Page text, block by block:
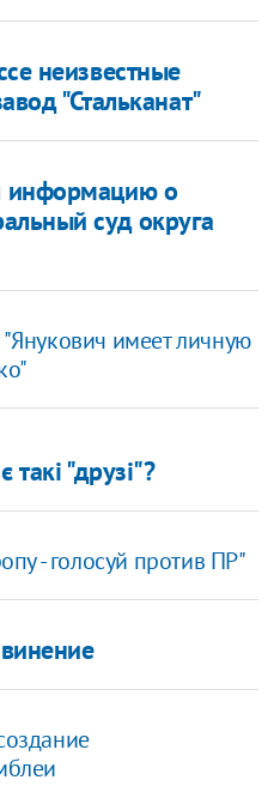
неизвестные
"Стальканат"
информацию о
суд округа
имеет личную
"друзі"?
- голосуй против ПР"